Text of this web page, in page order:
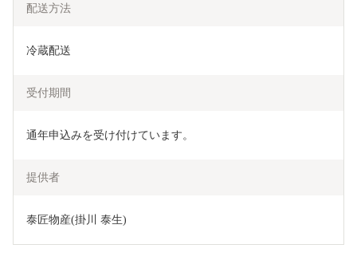
配送方法
冷蔵配送
受付期間
通年申込みを受け付けています。
提供者
泰匠物産(掛川 泰生)